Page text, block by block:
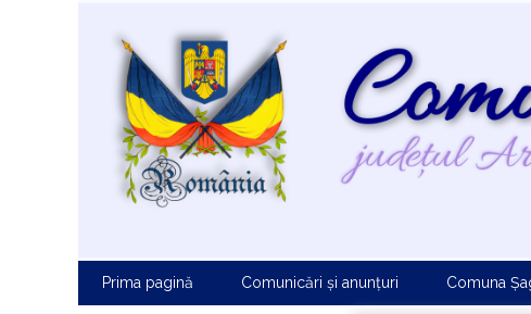
Prima pagină Comunicări și anunțuri Comuna